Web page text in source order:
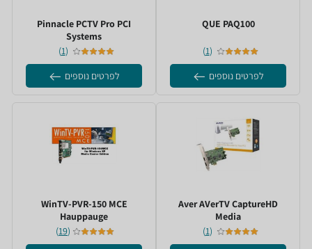
PAQ100 ‏QUE
(
1
)
לפרטים נוספים
PCTV Pro PCI ‏Pinnacle
Systems
(
1
)
לפרטים נוספים
AVerTV CaptureHD ‏Aver
Media
(
1
)
WinTV-PVR-150 MCE
(
19
)